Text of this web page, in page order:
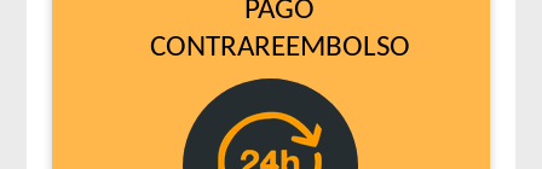
PAGO
CONTRAREEMBOLSO